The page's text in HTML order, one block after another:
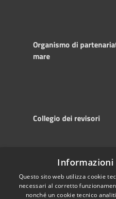
Organismo di
mare
Collegio dei revisori
Accessibility
Privacy
Informazioni
Questo sito web utilizza cookie
necessari al corretto
nonché un cookie tecnico